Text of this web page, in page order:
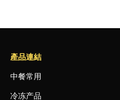
產品連結
中餐常用
冷冻产品